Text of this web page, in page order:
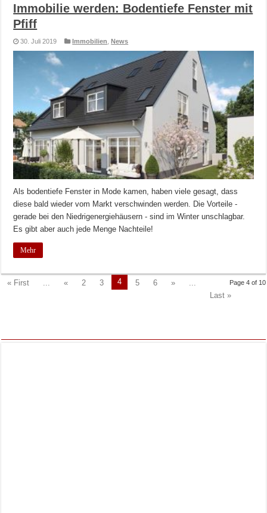
Immobilie werden: Bodentiefe Fenster mit
Pfiff
30. Juli 2019 Immobilien ,News
Als bodentiefe Fenster in Mode kamen, haben viele gesagt, dass
diese bald wieder vom Markt verschwinden werden. Die Vorteile -
gerade bei den Niedrigenergiehäusern - sind im Winter unschlagbar.
Es gibt aber auch jede Menge Nachteile!
Mehr
Page 4 of 10
« First « 2 3 4 5 6 »
Last »